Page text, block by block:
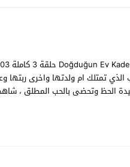
تمتلك ام ولدتها واخرى ربتها